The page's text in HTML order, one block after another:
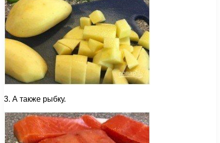
3. А также рыбку.